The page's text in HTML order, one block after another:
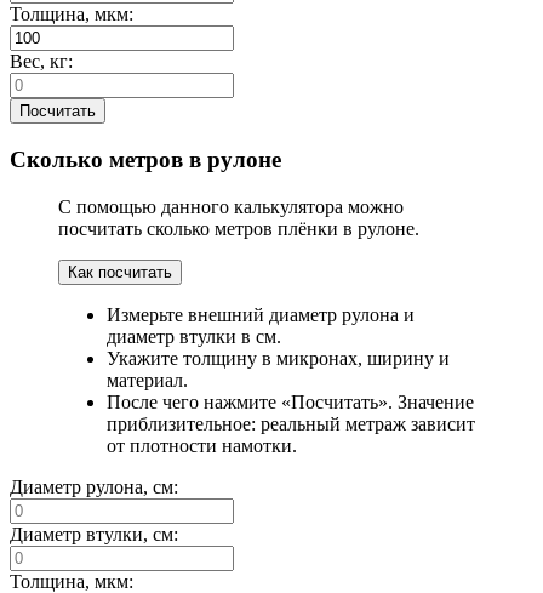
Толщина, мкм:
Вес, кг:
Посчитать
Сколько метров в рулоне
С помощью данного калькулятора можно
посчитать сколько метров плёнки в рулоне.
Как посчитать
Измерьте внешний диаметр рулона и
диаметр втулки в см.
Укажите толщину в микронах, ширину и
материал.
После чего нажмите «Посчитать». Значение
приблизительное: реальный метраж зависит
от плотности намотки.
Диаметр рулона, см:
Диаметр втулки, см:
Толщина, мкм: